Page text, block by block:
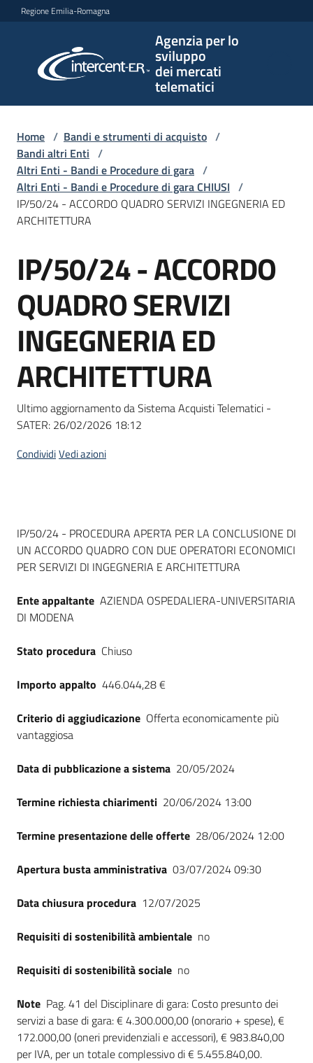
Vai al contenuto
Vai alla navigazione
Vai al footer
Regione Emilia-Romagna
Agenzia per lo
sviluppo
dei mercati
telematici
per lo
sviluppo
telematici
L'Agenzia
Bandi
di
acquisto
Supporto
Piattaforme
telematiche
English
site
su
Home / Bandi e strumenti di acquisto /
Bandi altri Enti /
Altri Enti - Bandi e Procedure di gara /
Altri Enti - Bandi e Procedure di gara CHIUSI /
IP/50/24 - ACCORDO QUADRO SERVIZI INGEGNERIA ED
ARCHITETTURA
Salta al contenuto
IP/50/24 - ACCORDO
QUADRO SERVIZI
INGEGNERIA ED
ARCHITETTURA
Ultimo aggiornamento da Sistema Acquisti Telematici -
SATER: 26/02/2026 18:12
CondividiVedi azioni
Dati del bando
IP/50/24 - PROCEDURA APERTA PER LA CONCLUSIONE DI
UN ACCORDO QUADRO CON DUE OPERATORI ECONOMICI
PER SERVIZI DI INGEGNERIA E ARCHITETTURA
Ente appaltante AZIENDA OSPEDALIERA-UNIVERSITARIA
DI MODENA
Stato procedura Chiuso
Importo appalto 446.044,28 €
Criterio di aggiudicazione Offerta economicamente più
vantaggiosa
Data di pubblicazione a sistema 20/05/2024
Termine richiesta chiarimenti 20/06/2024 13:00
Termine presentazione delle offerte 28/06/2024 12:00
Apertura busta amministrativa 03/07/2024 09:30
Data chiusura procedura 12/07/2025
Requisiti di sostenibilità ambientale no
Requisiti di sostenibilità sociale no
Note Pag. 41 del Disciplinare di gara: Costo presunto dei
servizi a base di gara: € 4.300.000,00 (onorario + spese), €
172.000,00 (oneri previdenziali e accessori), € 983.840,00
per IVA, per un totale complessivo di € 5.455.840,00.